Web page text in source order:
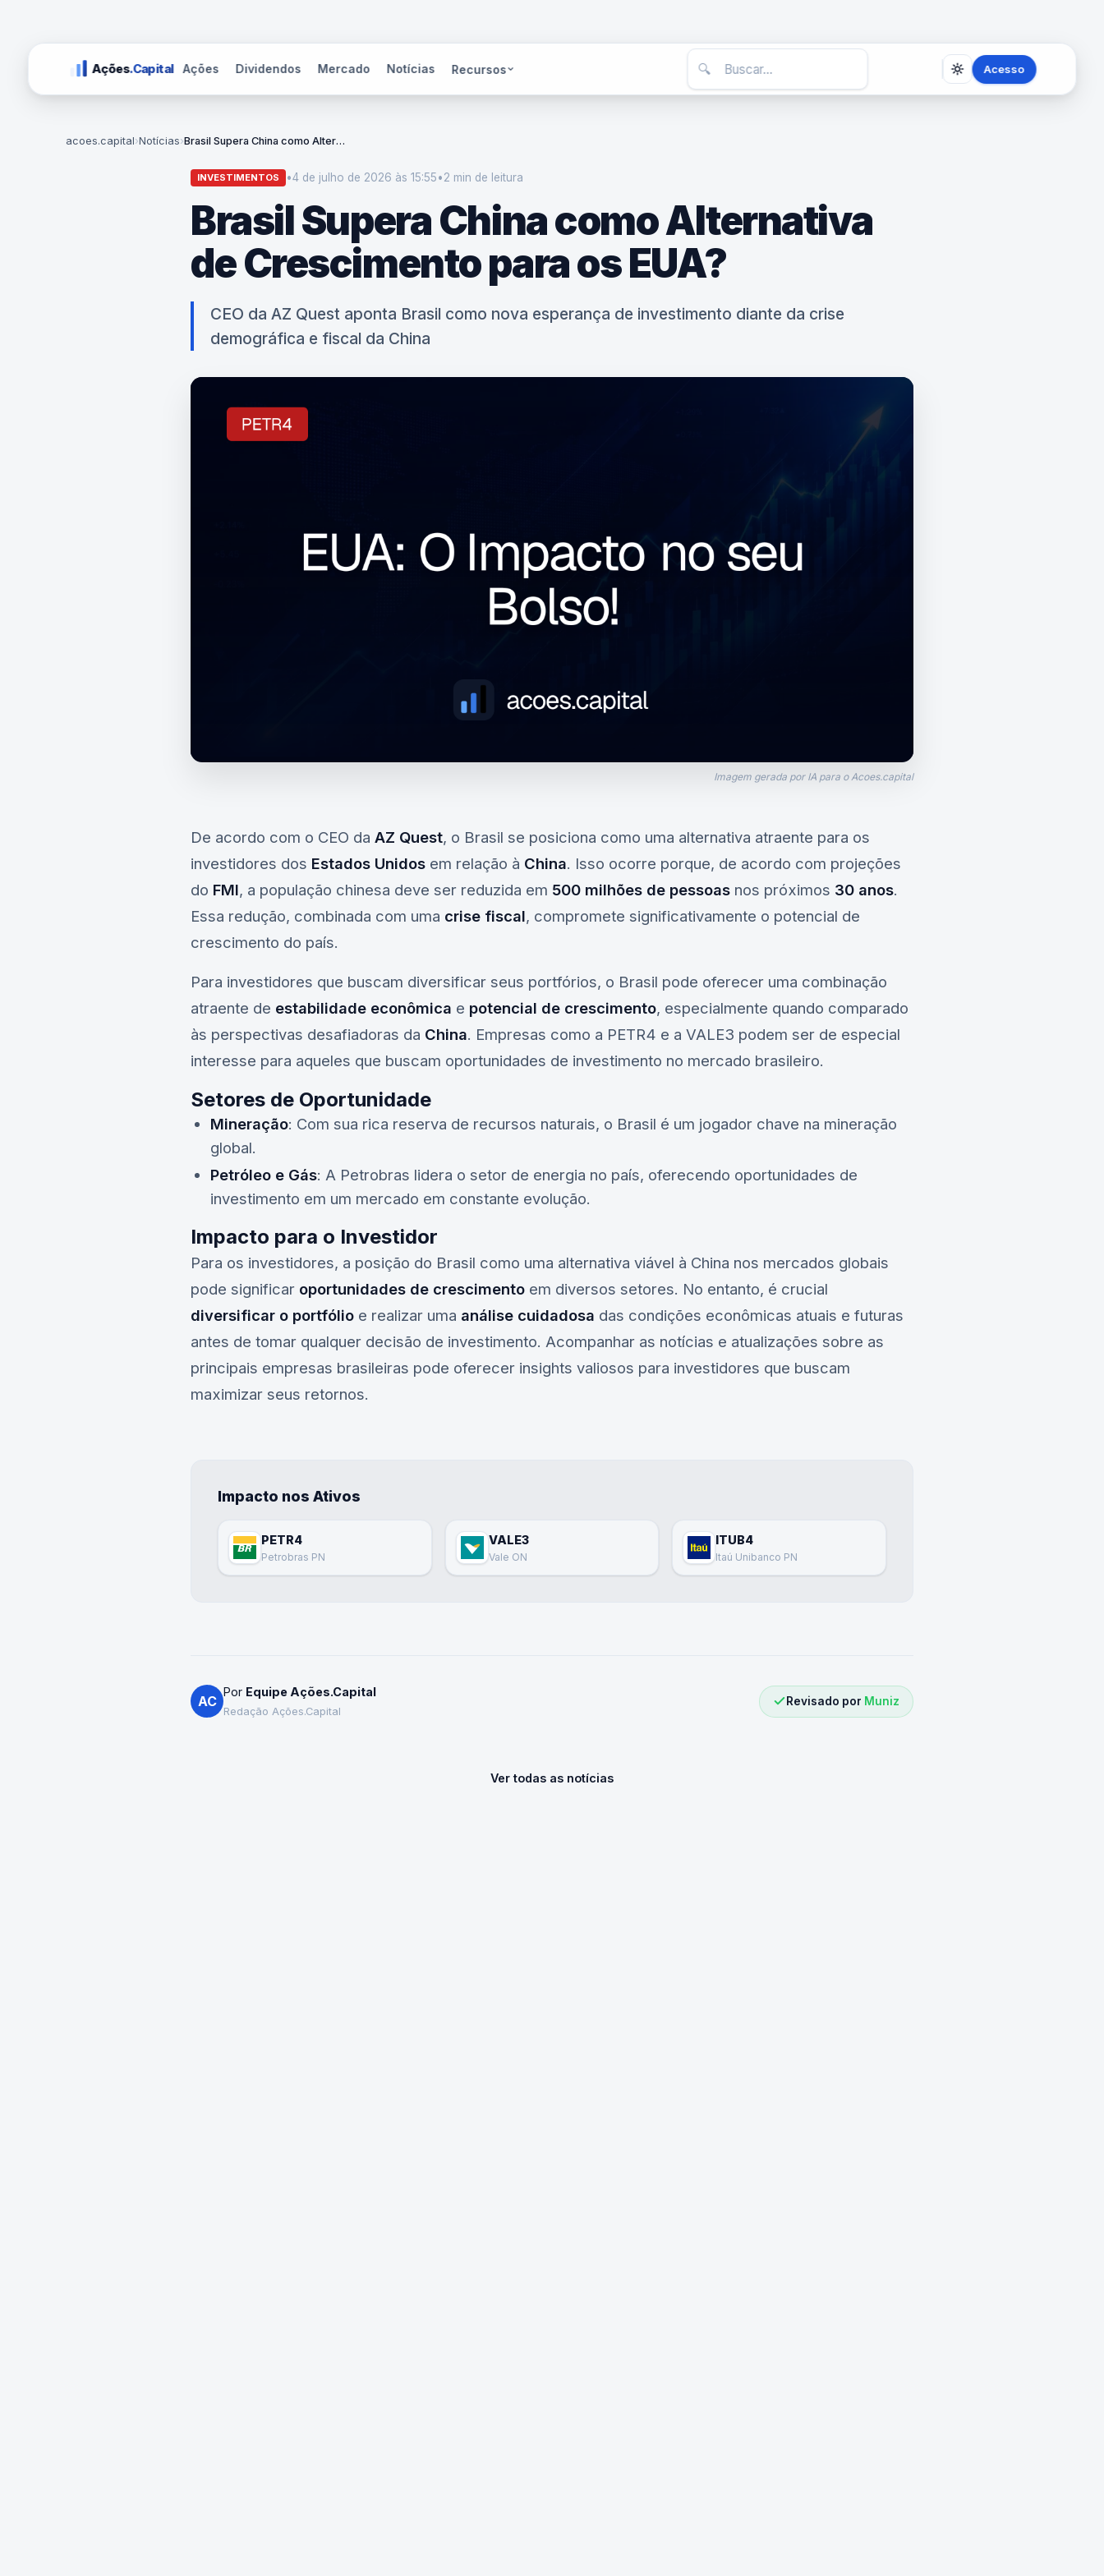
Ações.Capital Ações Dividendos Mercado Notícias Recursos 🔍 Acesso
acoes.capital›Notícias› Brasil Supera China como Alternativa de Crescimento para os EUA?
INVESTIMENTOS •4 de julho de 2026 às 15:55•2 min de leitura
Brasil Supera China como Alternativa
de Crescimento para os EUA?
CEO da AZ Quest aponta Brasil como nova esperança de investimento diante da crise
demográfica e fiscal da China
Imagem gerada por IA para o Acoes.capital
De acordo com o CEO da AZ Quest, o Brasil se posiciona como uma alternativa atraente para os
investidores dos Estados Unidos em relação à China. Isso ocorre porque, de acordo com projeções
do FMI, a população chinesa deve ser reduzida em 500 milhões de pessoas nos próximos 30 anos.
Essa redução, combinada com uma crise fiscal, compromete significativamente o potencial de
crescimento do país.
Para investidores que buscam diversificar seus portfórios, o Brasil pode oferecer uma combinação
atraente de estabilidade econômica e potencial de crescimento, especialmente quando comparado
às perspectivas desafiadoras da China. Empresas como a PETR4 e a VALE3 podem ser de especial
interesse para aqueles que buscam oportunidades de investimento no mercado brasileiro.
Setores de Oportunidade
Mineração: Com sua rica reserva de recursos naturais, o Brasil é um jogador chave na mineração
global.
Petróleo e Gás: A Petrobras lidera o setor de energia no país, oferecendo oportunidades de
investimento em um mercado em constante evolução.
Impacto para o Investidor
Para os investidores, a posição do Brasil como uma alternativa viável à China nos mercados globais
pode significar oportunidades de crescimento em diversos setores. No entanto, é crucial
diversificar o portfólio e realizar uma análise cuidadosa das condições econômicas atuais e futuras
antes de tomar qualquer decisão de investimento. Acompanhar as notícias e atualizações sobre as
principais empresas brasileiras pode oferecer insights valiosos para investidores que buscam
maximizar seus retornos.
Impacto nos Ativos
PETR4
Petrobras PN
VALE3
Vale ON
ITUB4
Itaú Unibanco PN
AC
Por Equipe Ações.Capital
Redação Ações.Capital
Revisado por Muniz
Ver todas as notícias